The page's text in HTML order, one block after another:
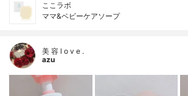
ここラボ
ママ&ベビーケアソープ
美 容 l o v e .
azu